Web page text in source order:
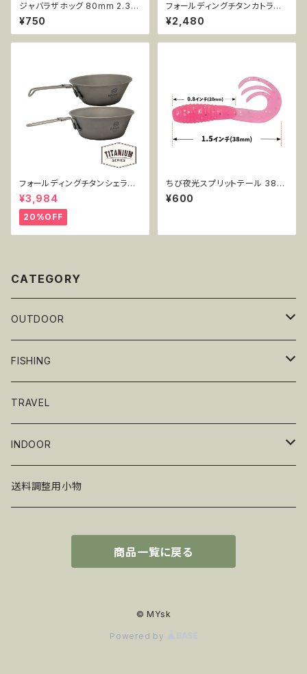
ジャバラザホッグ 80mm 2.3g
10pcs AR37
¥750
フォールディングチタンカトラリ
ー3点セット MT-FC3PC
¥2,480
フォールディングチタンシェラカ
ップ 300+450mlセット MT-F
SC2PC
¥3,984
20%OFF
ちび夜光スプリットテール 38m
m 0.7g 15pcs AR71
¥600
CATEGORY
OUTDOOR
テーブルウェア
グリル・BBQ
Renegade Outdoor
FISHING
ギア
ワーム
TRAVEL
INDOOR
ゲームアクセサリー
送料調整用小物
商品一覧に戻る
© MYsk
Powered by